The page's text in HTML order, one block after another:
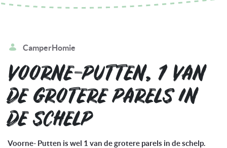
CamperHomie
VOORNE-PUTTEN, 1 VAN
DE GROTERE PARELS IN
DE SCHELP
Voorne- Putten is wel 1 van de grotere parels in de schelp.